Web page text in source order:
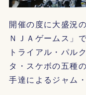
開催の度に大盛況
ＮＪＡゲームス」
トライアル・パル
タ・スケボの五種
手達によるジャム